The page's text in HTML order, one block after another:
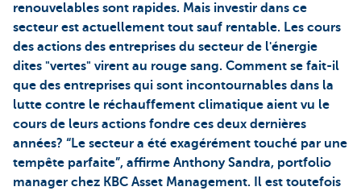
renouvelables sont rapides. Mais investir dans ce
secteur est actuellement tout sauf rentable. Les cours
des actions des entreprises du secteur de l'énergie
dites "vertes" virent au rouge sang. Comment se fait-il
que des entreprises qui sont incontournables dans la
lutte contre le réchauffement climatique aient vu le
cours de leurs actions fondre ces deux dernières
années? “Le secteur a été exagérément touché par une
tempête parfaite”, affirme Anthony Sandra, portfolio
manager chez KBC Asset Management. Il est toutefois